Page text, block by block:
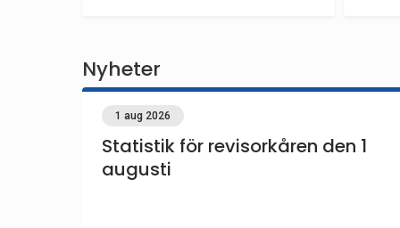
tNyheter
1 aug 2026
Statistik för revisorkåren den 1
augusti